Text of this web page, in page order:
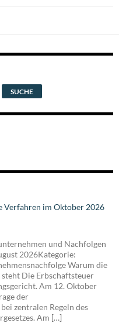
Verfahren im Oktober 2026
und Nachfolgen
2026Kategorie:
Warum die
Die Erbschaftsteuer
Am 12. Oktober
der
zentralen Regeln des
Am […]